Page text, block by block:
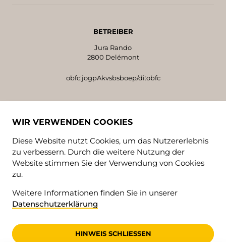
BETREIBER
Jura Rando
2800 Delémont
obfc:jogpAkvsbsboep/di:obfc
Jura Rando, 2800 Delémont
FOLGEN SIE UNS!
WIR VERWENDEN COOKIES
Diese Website nutzt Cookies, um das Nutzererlebnis
zu verbessern. Durch die weitere Nutzung der
Website stimmen Sie der Verwendung von Cookies
zu.
Weitere Informationen finden Sie in unserer
Datenschutzerklärung
HINWEIS SCHLIESSEN